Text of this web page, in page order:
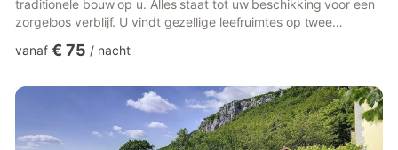
traditionele bouw op u. Alles staat tot uw beschikking voor een
zorgeloos verblijf. U vindt gezellige leefruimtes op twee
slaapkamer, badkamer en een terras bevinden. De tweede
een gedeeltelijk overdekte buitentrap. Dankzij de indeling
vinden alle vakantiegasten hier een toevluchtsoord voor zichz...
vanaf € 75 / nacht